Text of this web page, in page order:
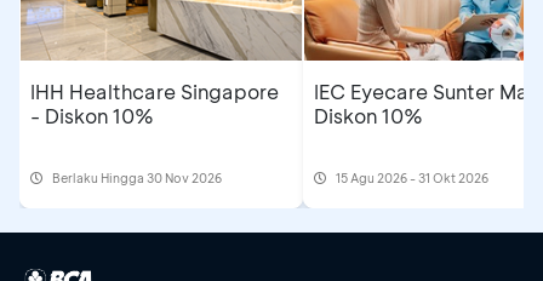
IHH Healthcare Singapore
- Diskon 10%
Berlaku Hingga 30 Nov 2026
IEC Eyecare Sunter
Diskon 10%
15 Agu 2026 - 31 Okt 2026